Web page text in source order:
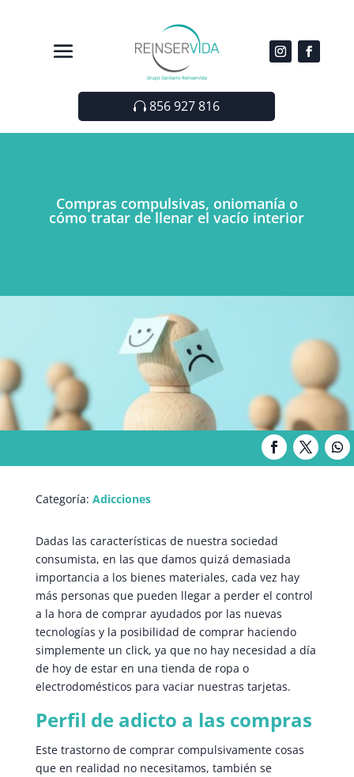
856 927 816
Compras compulsivas, oniomanía o
cómo tratar de llenar el vacío interior
Categoría: Adicciones
Dadas las características de nuestra sociedad
consumista, en las que damos quizá demasiada
importancia a los bienes materiales, cada vez hay
más personas que pueden llegar a perder el control
a la hora de comprar ayudados por las nuevas
tecnologías y la posibilidad de comprar haciendo
simplemente un click, ya que no hay necesidad a día
de hoy de estar en una tienda de ropa o
electrodomésticos para vaciar nuestras tarjetas.
Perfil de adicto a las compras
Este trastorno de comprar compulsivamente cosas
que en realidad no necesitamos, también se